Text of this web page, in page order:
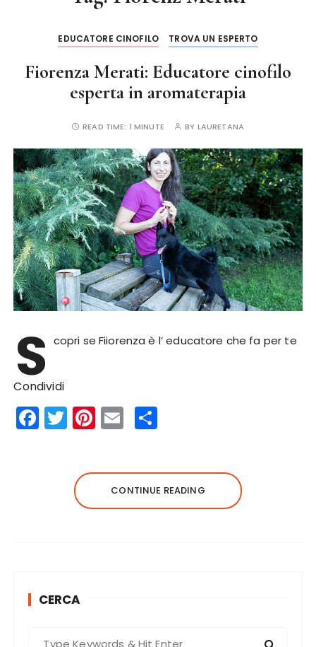
EDUCATORE CINOFILO TROVA UN ESPERTO
Fiorenza Merati: Educatore cinofilo
esperta in aromaterapia
READ TIME: 1 MINUTE BY LAURETANA
S copri se Fiiorenza è l’ educatore che fa per te
Condividi
F
a
T
w
te
r
Pi
n
re
st
E
m
l re
CONTINUE READING
CERCA